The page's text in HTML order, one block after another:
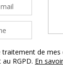
traitement de
RGPD. En